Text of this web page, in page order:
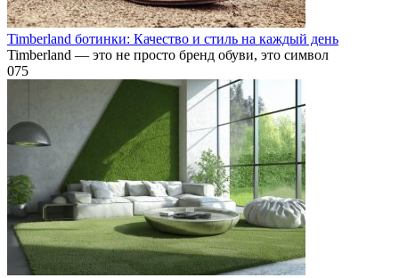
Timberland ботинки: Качество и стиль на каждый день
Timberland — это не просто бренд обуви, это символ
075